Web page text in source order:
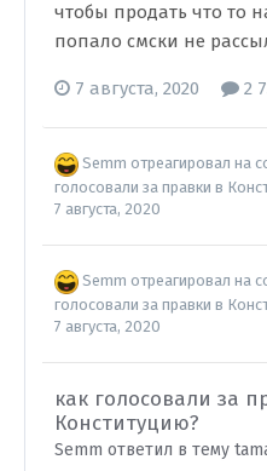
чтобы продать что то
попало смски не
7 августа, 2020 2
Semm отреагировал на
голосовали за правки в
7 августа, 2020
Semm отреагировал на
голосовали за правки в
7 августа, 2020
как голосовали за
Конституцию?
Semm ответил в тему